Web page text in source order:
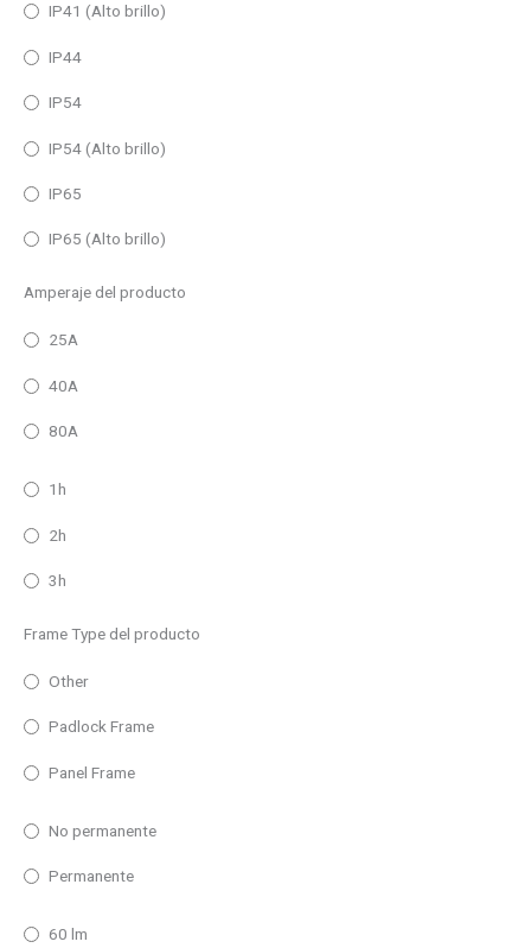
IP41 (Alto brillo)
IP44
IP54
IP54 (Alto brillo)
IP65
IP65 (Alto brillo)
Amperaje del producto
25A
40A
80A
1h
2h
3h
Frame Type del producto
Other
Padlock Frame
Panel Frame
No permanente
Permanente
60 lm